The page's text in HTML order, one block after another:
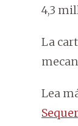
4,3
La
Lea